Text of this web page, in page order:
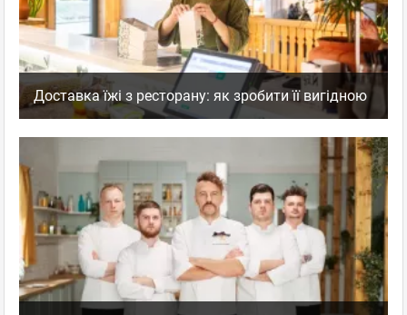
Доставка їжі з ресторану: як зробити її вигідною